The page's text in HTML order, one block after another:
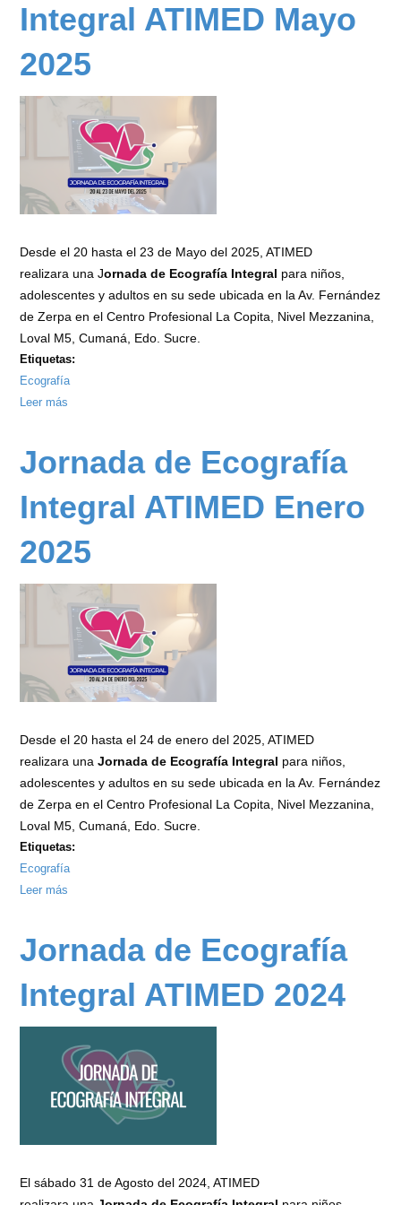
ATIMED
2025
Integral ATIMED Mayo
2025
Desde el 20 hasta el 23 de Mayo del 2025, ATIMED
realizara una Jornada de Ecografía Integral para niños,
adolescentes y adultos en su sede ubicada en la Av. Fernández
de Zerpa en el Centro Profesional La Copita, Nivel Mezzanina,
Loval M5, Cumaná, Edo. Sucre.
Etiquetas:
Ecografía
Leer más
Ecografía
ATIMED
2025
Jornada de Ecografía
Integral ATIMED Enero
2025
Desde el 20 hasta el 24 de enero del 2025, ATIMED
realizara unaJornada de Ecografía Integral para niños,
adolescentes y adultos en su sede ubicada en la Av. Fernández
de Zerpa en el Centro Profesional La Copita, Nivel Mezzanina,
Loval M5, Cumaná, Edo. Sucre.
Etiquetas:
Ecografía
Leer más
Ecografía
ATIMED
Jornada de Ecografía
Integral ATIMED 2024
El sábado 31 de Agosto del 2024, ATIMED